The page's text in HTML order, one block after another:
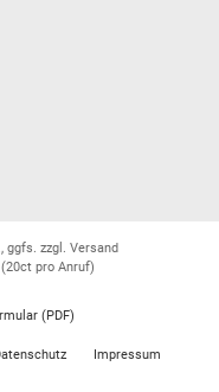
ggfs. zzgl. Versand
(20ct pro Anruf)
(PDF)
Impressum